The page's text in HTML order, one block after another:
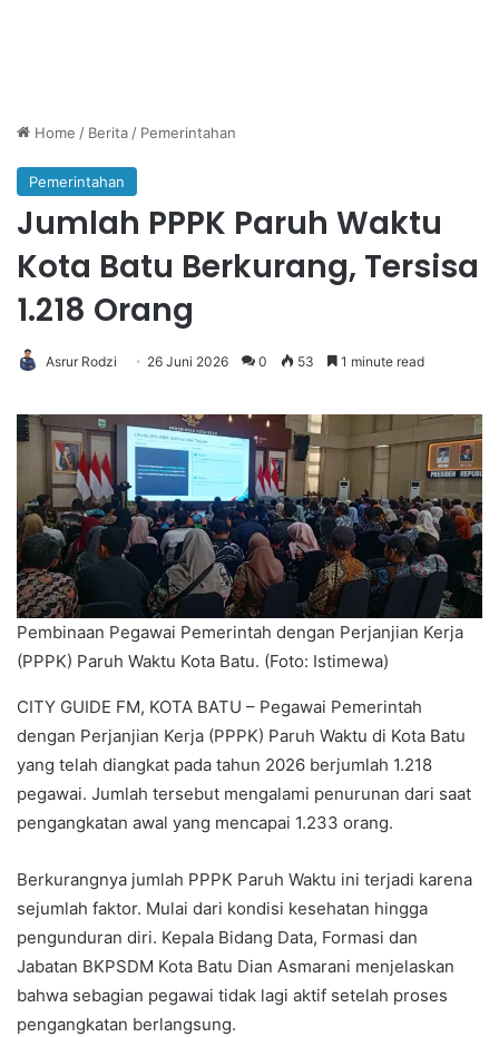
Home / Berita / Pemerintahan
Pemerintahan
Jumlah PPPK Paruh Waktu
Kota Batu Berkurang, Tersisa
1.218 Orang
Asrur Rodzi 26 Juni 2026 0 53 1 minute read
Pembinaan Pegawai Pemerintah dengan Perjanjian Kerja
(PPPK) Paruh Waktu Kota Batu. (Foto: Istimewa)
CITY GUIDE FM, KOTA BATU – Pegawai Pemerintah
dengan Perjanjian Kerja (PPPK) Paruh Waktu di Kota Batu
yang telah diangkat pada tahun 2026 berjumlah 1.218
pegawai. Jumlah tersebut mengalami penurunan dari saat
pengangkatan awal yang mencapai 1.233 orang.
Berkurangnya jumlah PPPK Paruh Waktu ini terjadi karena
sejumlah faktor. Mulai dari kondisi kesehatan hingga
pengunduran diri. Kepala Bidang Data, Formasi dan
Jabatan BKPSDM Kota Batu Dian Asmarani menjelaskan
bahwa sebagian pegawai tidak lagi aktif setelah proses
pengangkatan berlangsung.